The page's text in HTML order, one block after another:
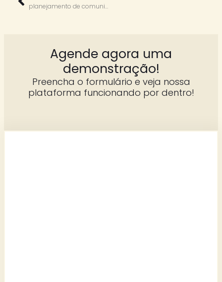
planejamento de comunicação interna 2026: estratégia, cultura e engajamento em ação
Agende agora uma
demonstração!
Preencha o formulário e veja nossa
plataforma funcionando por dentro!